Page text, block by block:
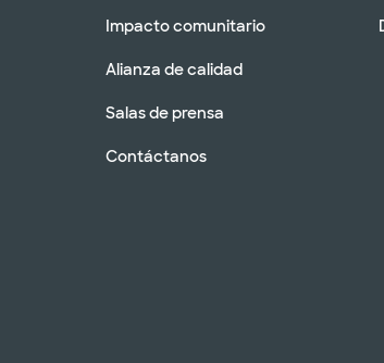
Impacto comunitario
Alianza de calidad
Salas de prensa
Contáctanos